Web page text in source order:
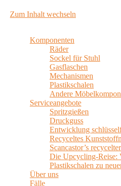
Zum Inhalt wechseln
Komponenten
Räder
Sockel für Stuhl
Gasflaschen
Mechanismen
Plastikschalen
Andere
Serviceangebote
Spritzgießen
Druckguss
Entwicklung
Recyceltes
Scancastor’s
Die Upcycling-Reise:
Plastikschalen zu
Über uns
Fälle